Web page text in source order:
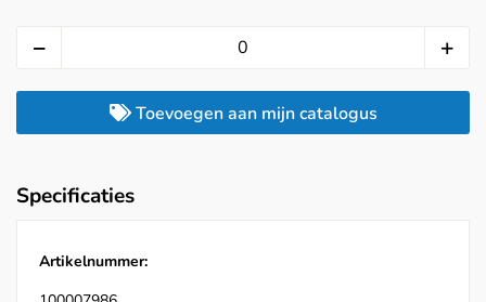
Toevoegen aan mijn catalogus
Specificaties
Artikelnummer: